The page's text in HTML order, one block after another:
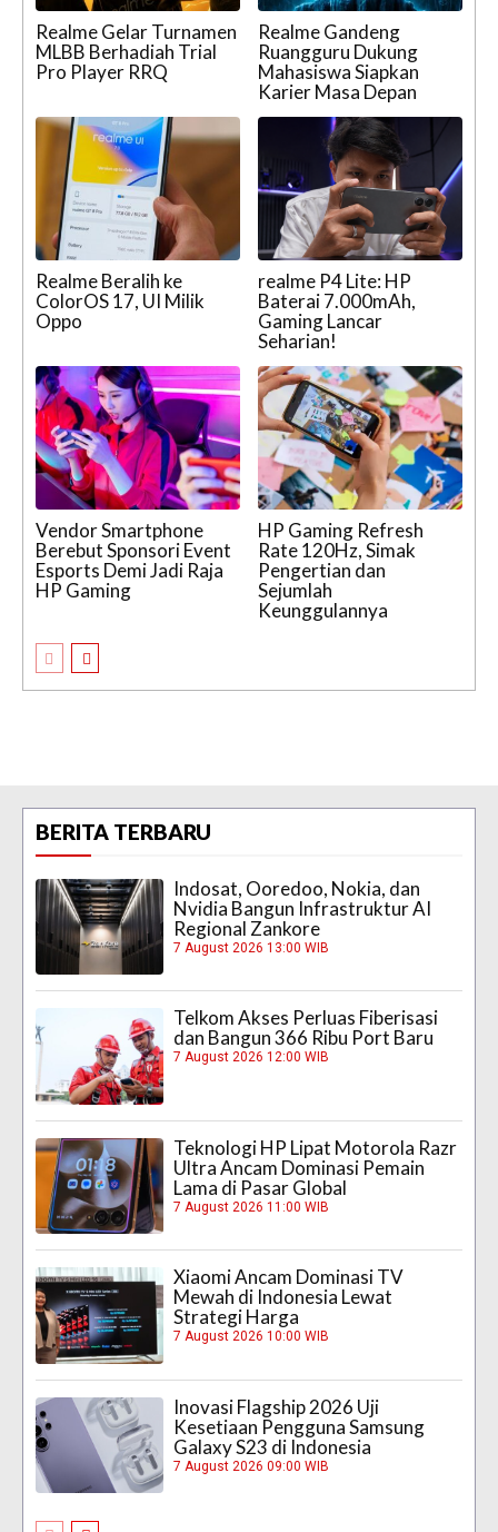
Realme Gelar Turnamen
MLBB Berhadiah Trial
Pro Player RRQ
Realme Gandeng
Ruangguru Dukung
Mahasiswa Siapkan
Karier Masa Depan
Realme Beralih ke
ColorOS 17, UI Milik
Oppo
realme P4 Lite: HP
Baterai 7.000mAh,
Gaming Lancar
Seharian!
Vendor Smartphone
Berebut Sponsori Event
Esports Demi Jadi Raja
HP Gaming
HP Gaming Refresh
Rate 120Hz, Simak
Pengertian dan
Sejumlah
Keunggulannya
BERITA TERBARU
Indosat, Ooredoo, Nokia, dan
Nvidia Bangun Infrastruktur AI
Regional Zankore
7 August 2026 13:00 WIB
Telkom Akses Perluas Fiberisasi
dan Bangun 366 Ribu Port Baru
7 August 2026 12:00 WIB
Teknologi HP Lipat Motorola Razr
Ultra Ancam Dominasi Pemain
Lama di Pasar Global
7 August 2026 11:00 WIB
Xiaomi Ancam Dominasi TV
Mewah di Indonesia Lewat
Strategi Harga
7 August 2026 10:00 WIB
Inovasi Flagship 2026 Uji
Kesetiaan Pengguna Samsung
Galaxy S23 di Indonesia
7 August 2026 09:00 WIB